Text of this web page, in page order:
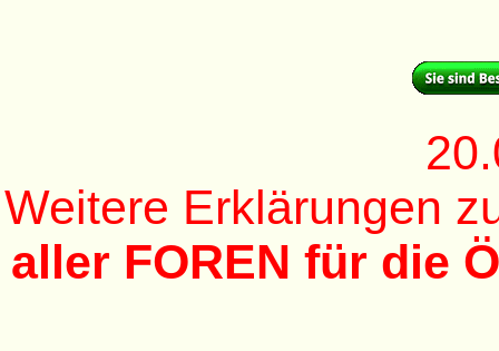
Weitere Erklärungen
aller FOREN für die